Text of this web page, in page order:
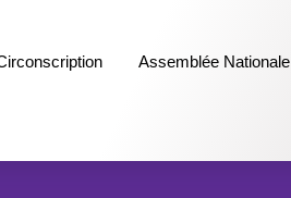
Assemblée Nationale